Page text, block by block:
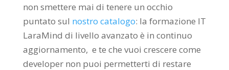
non smettere mai di tenere un occhio
puntato sul nostro catalogo: la formazione IT
LaraMind di livello avanzato è in continuo
aggiornamento, e te che vuoi crescere come
developer non puoi permetterti di restare